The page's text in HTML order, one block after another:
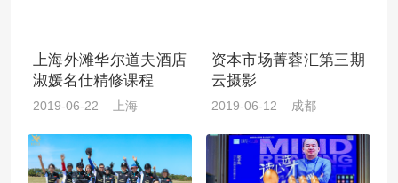
上海外滩华尔道夫酒店
淑媛名仕精修课程
2019-06-22 上海
资本市场菁蓉汇第三期
云摄影
2019-06-12 成都